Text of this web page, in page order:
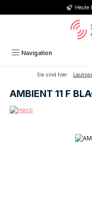
Zum Hauptinhalt springenHeute
Navigation
Sie sind hier:
AMBIENT 11 F
Bildergalerie überspringen